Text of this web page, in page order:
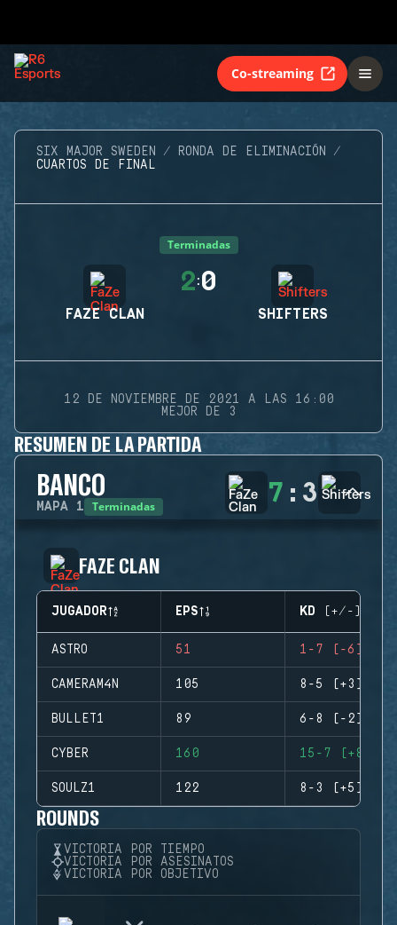
Co-streaming
SIX MAJOR SWEDEN
RONDA DE ELIMINACIÓN
CUARTOS DE FINAL
Terminadas
FAZE CLAN
2:0
SHIFTERS
12 DE NOVIEMBRE DE 2021 A LAS 16:00
MEJOR DE 3
RESUMEN DE LA PARTIDA
BANCO
MAPA 1 Terminadas 7 : 3
FAZE CLAN
JUGADOR EPS KD (+/-)
ASTRO 51 1-7 (-6)
CAMERAM4N 105 8-5 (+3)
BULLET1 89 6-8 (-2)
CYBER 160 15-7 (+8)
SOULZ1 122 8-3 (+5)
ROUNDS
VICTORIA POR TIEMPO
VICTORIA POR ASESINATOS
VICTORIA POR OBJETIVO